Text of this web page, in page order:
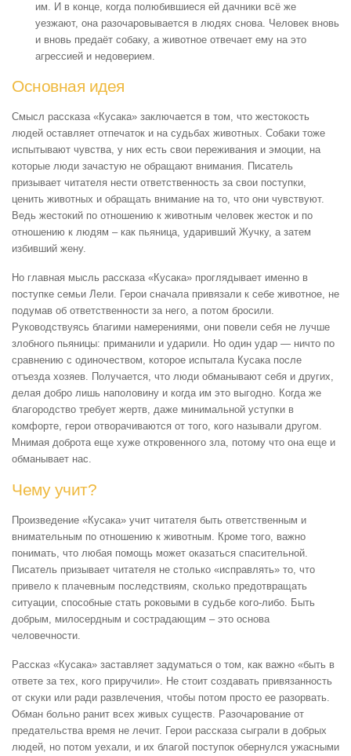
им. И в конце, когда полюбившиеся ей дачники всё же
уезжают, она разочаровывается в людях снова. Человек вновь
и вновь предаёт собаку, а животное отвечает ему на это
агрессией и недоверием.
Основная идея
Смысл рассказа «Кусака» заключается в том, что жестокость
людей оставляет отпечаток и на судьбах животных. Собаки тоже
испытывают чувства, у них есть свои переживания и эмоции, на
которые люди зачастую не обращают внимания. Писатель
призывает читателя нести ответственность за свои поступки,
ценить животных и обращать внимание на то, что они чувствуют.
Ведь жестокий по отношению к животным человек жесток и по
отношению к людям – как пьяница, ударивший Жучку, а затем
избивший жену.
Но главная мысль рассказа «Кусака» проглядывает именно в
поступке семьи Лели. Герои сначала привязали к себе животное, не
подумав об ответственности за него, а потом бросили.
Руководствуясь благими намерениями, они повели себя не лучше
злобного пьяницы: приманили и ударили. Но один удар — ничто по
сравнению с одиночеством, которое испытала Кусака после
отъезда хозяев. Получается, что люди обманывают себя и других,
делая добро лишь наполовину и когда им это выгодно. Когда же
благородство требует жертв, даже минимальной уступки в
комфорте, герои отворачиваются от того, кого называли другом.
Мнимая доброта еще хуже откровенного зла, потому что она еще и
обманывает нас.
Чему учит?
Произведение «Кусака» учит читателя быть ответственным и
внимательным по отношению к животным. Кроме того, важно
понимать, что любая помощь может оказаться спасительной.
Писатель призывает читателя не столько «исправлять» то, что
привело к плачевным последствиям, сколько предотвращать
ситуации, способные стать роковыми в судьбе кого-либо. Быть
добрым, милосердным и сострадающим – это основа
человечности.
Рассказ «Кусака» заставляет задуматься о том, как важно «быть в
ответе за тех, кого приручили». Не стоит создавать привязанность
от скуки или ради развлечения, чтобы потом просто ее разорвать.
Обман больно ранит всех живых существ. Разочарование от
предательства время не лечит. Герои рассказа сыграли в добрых
людей, но потом уехали, и их благой поступок обернулся ужасными